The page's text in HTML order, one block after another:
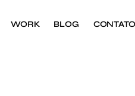
WORK BLOG CONTATO